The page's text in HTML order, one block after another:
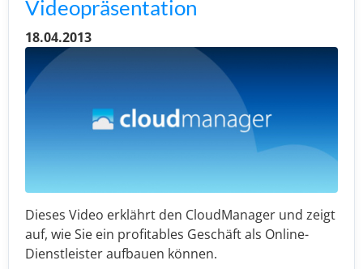
Videopräsentation
18.04.2013
Dieses Video erklährt den CloudManager und zeigt
auf, wie Sie ein profitables Geschäft als Online-
Dienstleister aufbauen können.